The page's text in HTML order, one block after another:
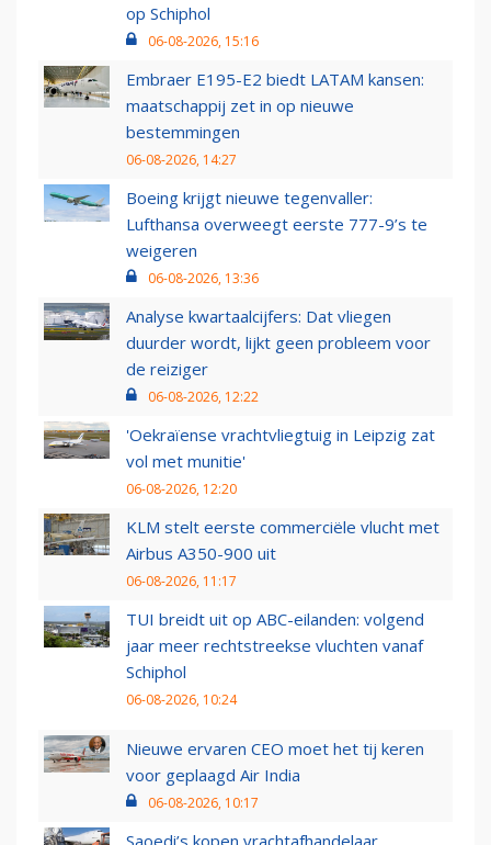
op Schiphol
06-08-2026, 15:16
Embraer E195-E2 biedt LATAM kansen:
maatschappij zet in op nieuwe
bestemmingen
06-08-2026, 14:27
Boeing krijgt nieuwe tegenvaller:
Lufthansa overweegt eerste 777-9’s te
weigeren
06-08-2026, 13:36
Analyse kwartaalcijfers: Dat vliegen
duurder wordt, lijkt geen probleem voor
de reiziger
06-08-2026, 12:22
'Oekraïense vrachtvliegtuig in Leipzig zat
vol met munitie'
06-08-2026, 12:20
KLM stelt eerste commerciële vlucht met
Airbus A350-900 uit
06-08-2026, 11:17
TUI breidt uit op ABC-eilanden: volgend
jaar meer rechtstreekse vluchten vanaf
Schiphol
06-08-2026, 10:24
Nieuwe ervaren CEO moet het tij keren
voor geplaagd Air India
06-08-2026, 10:17